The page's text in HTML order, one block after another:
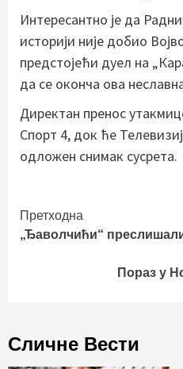
Интересантно је да
историји није добио
предстојећи дуел на
да се оконча ова
Директан пренос
Спорт 4, док ће
одложен снимак сусрета.
Continue
Reading
Претходна
„Ђаволчићи“
Пораз у
Сличне Вести